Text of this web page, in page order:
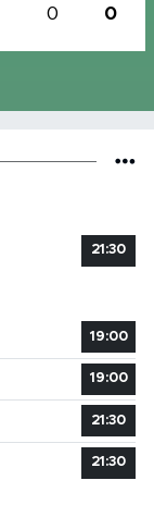
0 0
21:30
19:00
19:00
21:30
21:30